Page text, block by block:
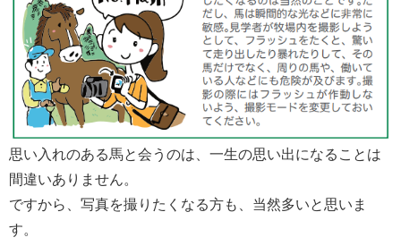
思い入れのある馬と会うのは、一生の思い出になることは
間違いありません。
ですから、写真を撮りたくなる方も、当然多いと思いま
す。